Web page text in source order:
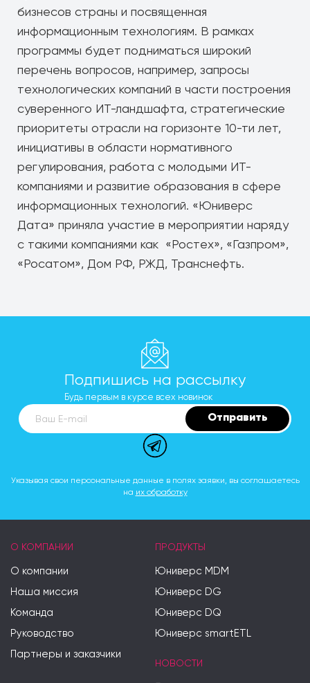
бизнесов страны и посвященная
информационным технологиям. В рамках
программы будет подниматься широкий
перечень вопросов, например, запросы
технологических компаний в части построения
суверенного ИТ-ландшафта, стратегические
приоритеты отрасли на горизонте 10-ти лет,
инициативы в области нормативного
регулирования, работа с молодыми ИТ-
компаниями и развитие образования в сфере
информационных технологий. «Юниверс
Дата» приняла участие в мероприятии наряду
с такими компаниями как «Ростех», «Газпром»,
«Росатом», Дом РФ, РЖД, Транснефть.
Подпишись на рассылку
Будь первым в курсе всех новинок
Ваш E-mail Отправить
Указывая свои персональные данные в полях заявки, вы соглашаетесь
на их обработку
О КОМПАНИИ
О компании
Наша миссия
Команда
Руководство
Партнеры и заказчики
ПРОДУКТЫ
Юниверс MDM
Юниверс DG
Юниверс DQ
Юниверс smartETL
НОВОСТИ